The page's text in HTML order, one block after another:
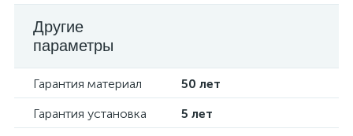
Другие
параметры
Гарантия материал 50 лет
Гарантия установка 5 лет